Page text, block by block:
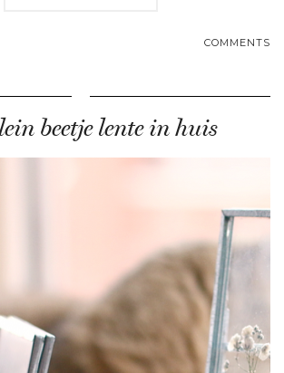
COMMENTS
beetje lente in huis